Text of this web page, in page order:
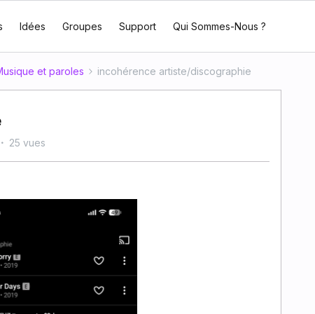
Idées Groupes Support Qui Sommes-Nous ?
et paroles incohérence artiste/discographie
25 vues